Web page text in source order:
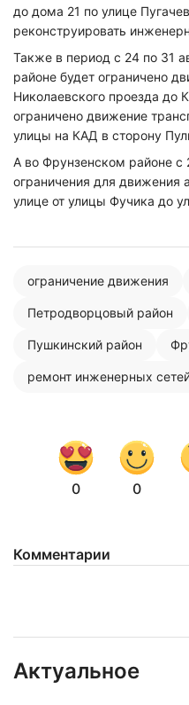
до дома 21 по улице
реконструировать
Также в период с 24 по 31
районе будет ограничено
Николаевского проезда до
ограничено движение
улицы на КАД в сторону
А во Фрунзенском районе с
ограничения для движения
улице от улицы Фучика до
ограничение движения
Петродворцовый район
Пушкинский район
ремонт инженерных
0 0
Комментарии
Актуальное